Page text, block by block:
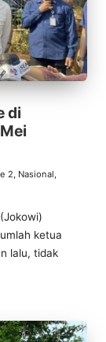
di
2 Nasional
ketua
lalu, tidak